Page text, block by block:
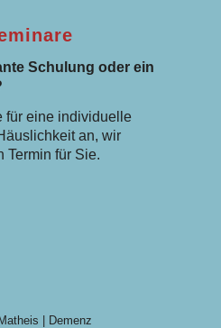
Schulung oder ein
für eine individuelle
an, wir
Termin für Sie.